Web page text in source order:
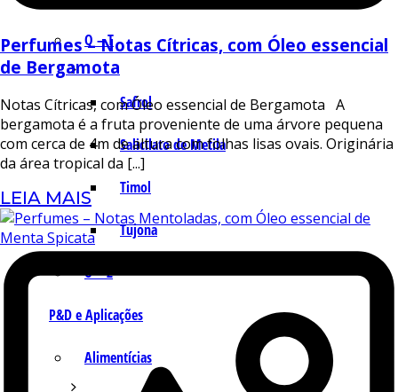
Q – T
Safrol
Salicilato de Metila
Timol
Tujona
U – Z
P&D e Aplicações
Alimentícias
Perfumes – Notas Cítricas, com Óleo essencial
de Bergamota
Notas Cítricas, com Óleo essencial de Bergamota A
bergamota é a fruta proveniente de uma árvore pequena
com cerca de 4m de altura com folhas lisas ovais. Originária
da área tropical da [...]
LEIA MAIS